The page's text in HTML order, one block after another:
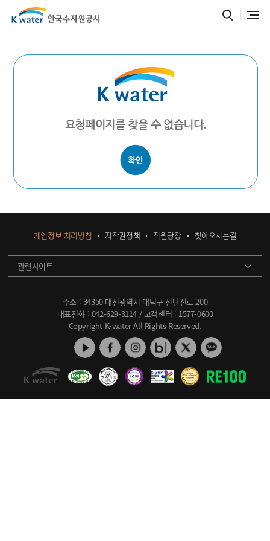
요청페이지를 찾을 수 없습니다.
개인정보 처리방침 저작권정책 직원광장 찾아오시는길
관련사이트
주소 : 34350 대전광역시 대덕구 신탄진로 200
대표전화 : 042-629-3114 / 고객센터 : 1577-0600
Copyright K-water All Rights Reserved.